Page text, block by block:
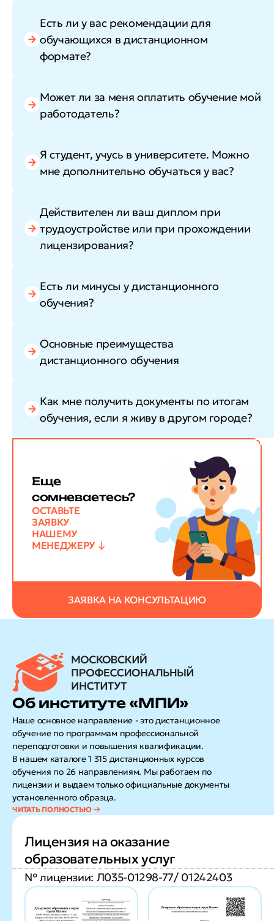
Есть ли у вас рекомендации для
обучающихся в дистанционном
формате?
Может ли за меня оплатить обучение мой
работодатель?
Я студент, учусь в университете. Можно
мне дополнительно обучаться у вас?
Действителен ли ваш диплом при
трудоустройстве или при прохождении
лицензирования?
Есть ли минусы у дистанционного
обучения?
Основные преимущества
дистанционного обучения
Как мне получить документы по итогам
обучения, если я живу в другом городе?
Еще
сомневаетесь?
ОСТАВЬТЕ
ЗАЯВКУ
НАШЕМУ
МЕНЕДЖЕРУ
ЗАЯВКА НА КОНСУЛЬТАЦИЮ
Об институте «МПИ»
Наше основное направление - это дистанционное
обучение по программам профессиональной
переподготовки и повышения квалификации.
В нашем каталоге 1 315 дистанционных курсов
обучения по 26 направлениям. Мы работаем по
лицензии и выдаем только официальные документы
установленного образца.
Лицензия на оказание
образовательных услуг
№ лицензии: Л035-01298-77/ 01242403